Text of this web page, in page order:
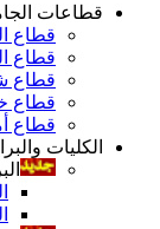
قطاعات
قطاع
قطاع
قطاع
قطاع
قطاع
الكليات